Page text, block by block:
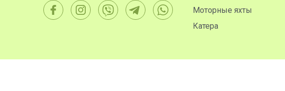
Моторные яхты
Катера